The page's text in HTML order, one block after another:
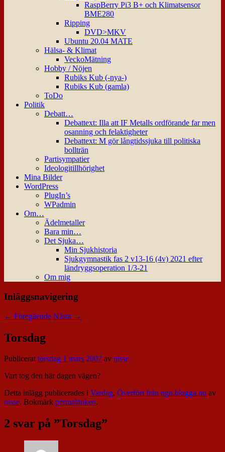
RaspBerry Pi3 B+ och Klimatsensor
BME280
Ripping
DVD>MKV
Ubuntu 20.04 MATE
Hälsa- & Klimat
VeckoMätning
Hobby / Nöjen
Rubiks Kub (-nya-)
Rubiks Kub (gamla)
ToDo
Politik
Debatt…
Debattext: Illa att IF Metalls ordförande far men
osanning och felaktigheter
Debattext: M gör långtidssjuka till politiska
bollträn
Partisympatier
Ideologitillhörighet
Mina Bilder
WordPress
PlugIn’s
WPadmin
Om…
Ädelmetaller
Bara min…
Det Sjuka…
Min Sjukhistoria
Sjukgymnastik fas 2 v13-16 (4v) 2021 efter
ländryggsoperation 1/3-21
Om mig
Inläggsnavigering
← Föregående Nästa →
Torsdag
Publicerattorsdag 1 mars 2007 av nisse
Vart tog den här dagen vägen?
Detta inlägg publicerades i Vardag, Överfört från ngn.blogga.nu av
nisse. Bokmärk permalänken.
2 svar på ”Torsdag”